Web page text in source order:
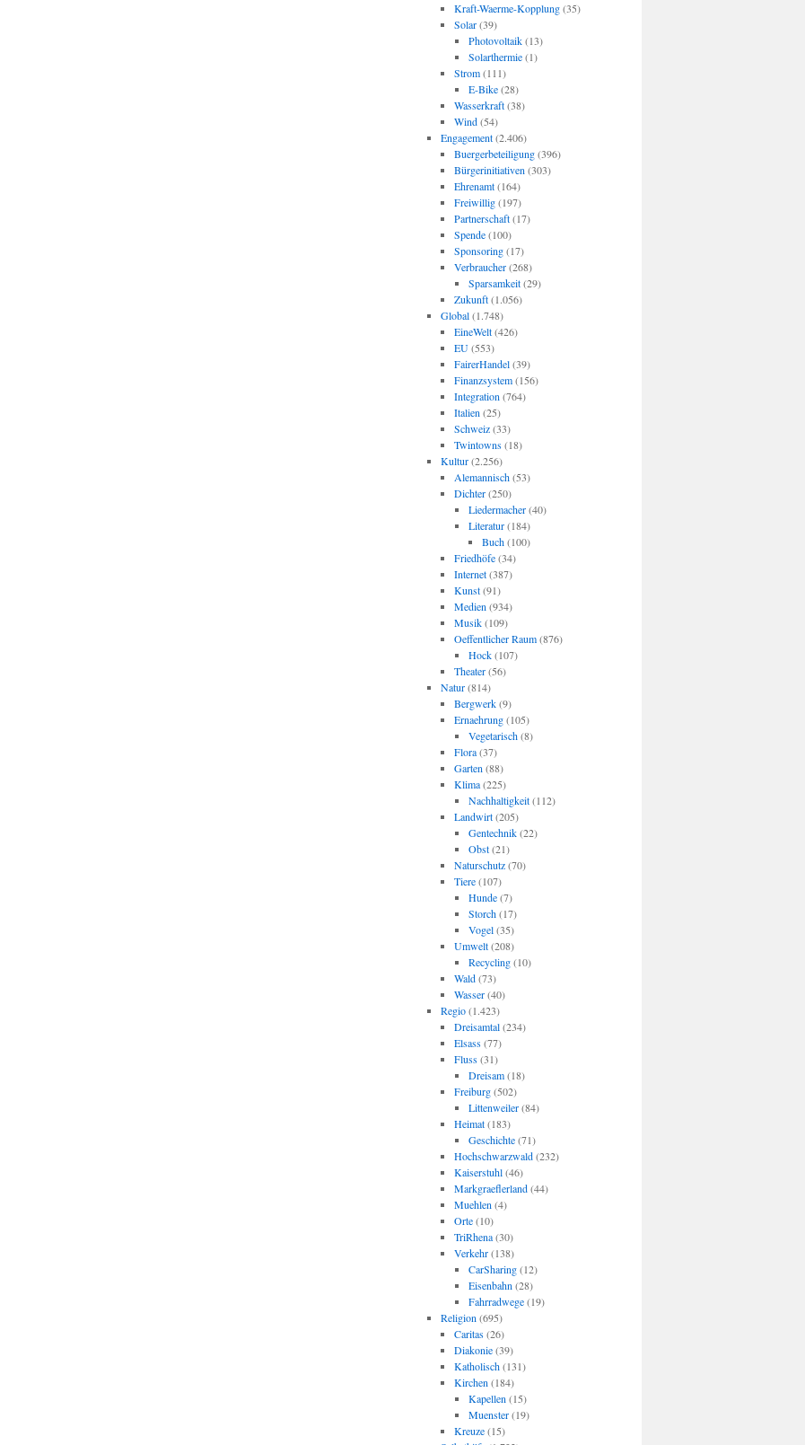
Kraft-Waerme-Kopplung(35)
Solar(39)
Photovoltaik(13)
Solarthermie(1)
Strom(111)
E-Bike(28)
Wasserkraft(38)
Wind(54)
Engagement(2.406)
Buergerbeteiligung(396)
Bürgerinitiativen (303)
Ehrenamt(164)
Freiwillig(197)
Partnerschaft(17)
Spende(100)
Sponsoring(17)
Verbraucher(268)
Sparsamkeit(29)
Zukunft(1.056)
Global(1.748)
EineWelt(426)
EU(553)
FairerHandel(39)
Finanzsystem(156)
Integration (764)
Italien (25)
Schweiz(33)
Twintowns(18)
Kultur(2.256)
Alemannisch(53)
Dichter(250)
Liedermacher(40)
Literatur(184)
Buch(100)
Friedhöfe(34)
Internet(387)
Kunst(91)
Medien (934)
Musik(109)
Oeffentlicher Raum(876)
Hock(107)
Theater(56)
Natur(814)
Bergwerk(9)
Ernaehrung(105)
Vegetarisch(8)
Flora(37)
Garten (88)
Klima(225)
Nachhaltigkeit(112)
Landwirt(205)
Gentechnik(22)
Obst(21)
Naturschutz(70)
Tiere(107)
Hunde(7)
Storch(17)
Vogel(35)
Umwelt(208)
Recycling(10)
Wald(73)
Wasser(40)
Regio(1.423)
Dreisamtal(234)
Elsass(77)
Fluss(31)
Dreisam(18)
Freiburg(502)
Littenweiler(84)
Heimat(183)
Geschichte(71)
Hochschwarzwald(232)
Kaiserstuhl(46)
Markgraeflerland(44)
Muehlen (4)
Orte(10)
TriRhena(30)
Verkehr(138)
CarSharing(12)
Eisenbahn (28)
Fahrradwege(19)
Religion (695)
Caritas(26)
Diakonie(39)
Katholisch(131)
Kirchen (184)
Kapellen (15)
Muenster(19)
Kreuze(15)